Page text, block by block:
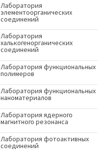
Лаборатория
элементоорганических
соединений
Лаборатория
халькогенорганических
соединений
Лаборатория функциональных
полимеров
Лаборатория функциональных
наноматериалов
Лаборатория ядерного
магнитного резонанса
Лаборатория фотоактивных
соединений